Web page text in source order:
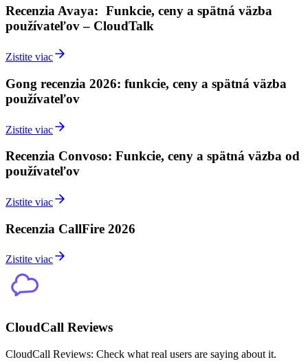
Recenzia Avaya: Funkcie, ceny a spätná väzba
používateľov – CloudTalk
Zistite viac
Gong recenzia 2026: funkcie, ceny a spätná väzba
používateľov
Zistite viac
Recenzia Convoso: Funkcie, ceny a spätná väzba od
používateľov
Zistite viac
Recenzia CallFire 2026
Zistite viac
CloudCall Reviews
CloudCall Reviews: Check what real users are saying about it.